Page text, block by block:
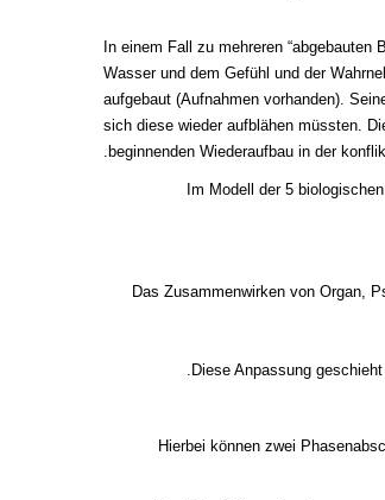
In einem Fall zu mehreren
Wasser und dem Gefühl und der
aufgebaut (Aufnahmen vorhanden).
sich diese wieder aufblähen müssten.
beginnenden Wiederaufbau in der
Im Modell der 5
Das Zusammenwirken von Organ,
Diese Anpassung
Hierbei können zwei